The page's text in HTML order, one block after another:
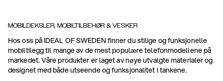
MOBILDEKSLER, MOBILTILBEHØR & VESKER
Hos oss på IDEAL OF SWEDEN finner du stilige og funksjonelle
mobiltilegg til mange av de mest populære telefonmodellene på
markedet. Våre produkter er laget av nøye utvalgte materialer og
designet med både utseende og funksjonalitet i tankene.